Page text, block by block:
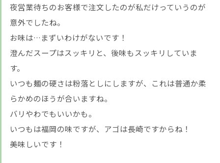
夜営業待ちのお客様で注文したのが私だけっていうのが
意外でしたね。
お味は…まずいわけがないです！
澄んだスープはスッキリと、後味もスッキリしていま
す。
いつも麺の硬さは粉落としにしますが、これは普通か柔
らかめのほうが合いますね。
バリやわでもいいかも。
いつもは福岡の味ですが、アゴは長崎ですからね！
美味しいです！